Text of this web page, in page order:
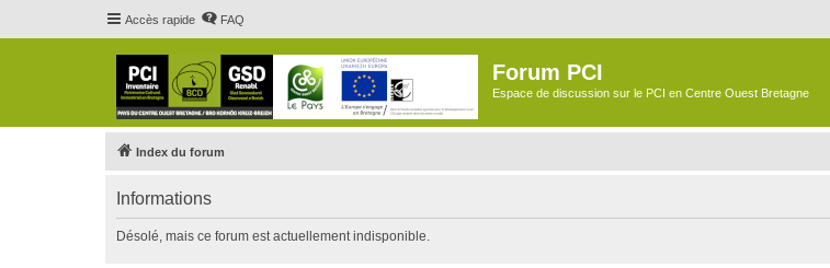
Accès rapide FAQ
Forum PCI
Espace de discussion sur le PCI en Centre Ouest Bretagne
Index du forum
Informations
Désolé, mais ce forum est actuellement indisponible.